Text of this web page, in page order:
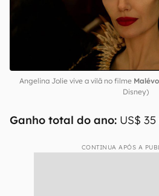
Angelina Jolie vive a vilã no filme
Disney)
Ganho total do ano: US$
CONTINUA APÓS A